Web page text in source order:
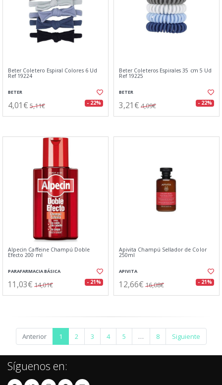
Beter Coletero Espiral Colores 6 Ud
Ref 19224
BETER
4,01€ 5,11€ - 22%
Beter Coleteros Espirales 35 cm 5 Ud
Ref 19225
BETER
3,21€ 4,09€ - 22%
Alpecin Caffeine Champú Doble
Efecto 200 ml
PARAFARMACIA BÁSICA
11,03€ 14,01€ - 21%
Apivita Champú Sellador de Color
250ml
APIVITA
12,66€ 16,08€ - 21%
Anterior 1 2 3 4 5 … 8 Siguiente
Síguenos en: